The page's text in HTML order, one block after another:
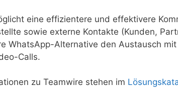
eine effizientere und effektivere
sowie externe Kontakte (Kunden,
WhatsApp-Alternative den Austausch
Calls.
zu Teamwire stehen im